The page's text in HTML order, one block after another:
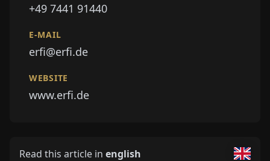
+49 7441 91440
E-MAIL
erfi@erfi.de
WEBSITE
www.erfi.de
Read this article in english